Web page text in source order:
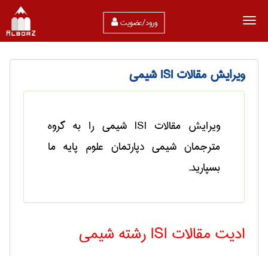
ورود/عضویت
ويرايش مقالات ISI شيمی
ويرايش مقالات ISI شيمی را به گروه
مترجمان شيمی دپارتمان علوم پايه ما
بسپاريد.
ادیت مقالات ISI رشته شیمی